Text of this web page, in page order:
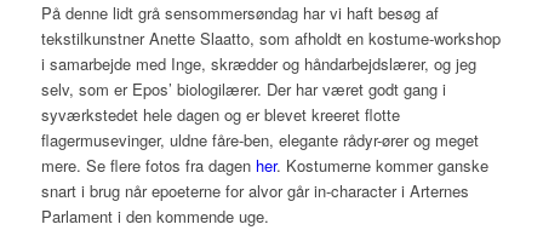
På denne lidt grå sensommersøndag har vi haft besøg af
tekstilkunstner Anette Slaatto, som afholdt en kostume-workshop
i samarbejde med Inge, skrædder og håndarbejdslærer, og jeg
selv, som er Epos’ biologilærer. Der har været godt gang i
syværkstedet hele dagen og er blevet kreeret flotte
flagermusevinger, uldne fåre-ben, elegante rådyr-ører og meget
mere. Se flere fotos fra dagen her. Kostumerne kommer ganske
snart i brug når epoeterne for alvor gårin-characteri Arternes
Parlament i den kommende uge.